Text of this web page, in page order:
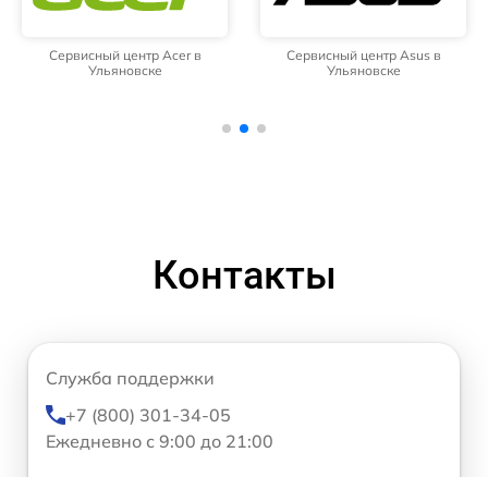
Сервисный центр Acer в
Ульяновске
Сервисный центр Asus в
Ульяновске
Контакты
Служба поддержки
+7 (800) 301-34-05
Ежедневно с 9:00 до 21:00